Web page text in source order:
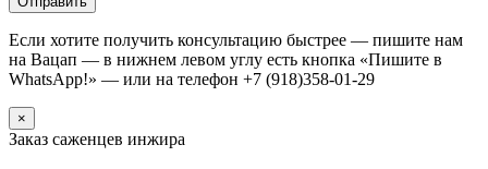
Если хотите получить консультацию быстрее — пишите нам
на Вацап — в нижнем левом углу есть кнопка «Пишите в
WhatsApp!» — или на телефон +7 (918)358-01-29
×
Заказ саженцев инжира